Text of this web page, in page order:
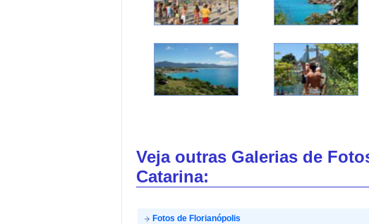
Veja outras Galerias de
Catarina:
Fotos de Florianópolis